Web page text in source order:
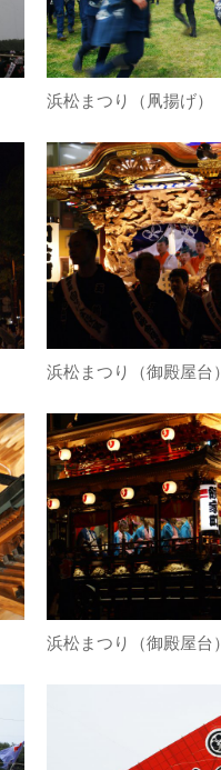
浜松まつり（凧揚げ）
浜松まつり（御殿屋台）
浜松まつり（御殿屋台）